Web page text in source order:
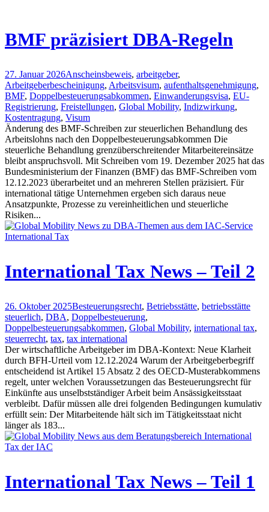
BMF präzisiert DBA-Regeln
27. Januar 2026Anscheinsbeweis, arbeitgeber,
Arbeitgeberbescheinigung, Arbeitsvisum, aufenthaltsgenehmigung,
BMF, Doppelbesteuerungsabkommen, Einwanderungsvisa, EU-
Registrierung, Freistellungen, Global Mobility, Indizwirkung,
Kostentragung, Visum
Änderung des BMF‑Schreiben zur steuerlichen Behandlung des
Arbeitslohns nach den Doppelbesteuerungsabkommen Die
steuerliche Behandlung grenzüberschreitender Mitarbeitereinsätze
bleibt anspruchsvoll. Mit Schreiben vom 19. Dezember 2025 hat das
Bundesministerium der Finanzen (BMF) das BMF‑Schreiben vom
12.12.2023 überarbeitet und an mehreren Stellen präzisiert. Für
international tätige Unternehmen ergeben sich daraus neue
Ansatzpunkte, Prozesse zu vereinheitlichen und steuerliche
Risiken...
International Tax News – Teil 2
26. Oktober 2025Besteuerungsrecht, Betriebsstätte, betriebsstätte
steuerlich, DBA, Doppelbesteuerung,
Doppelbesteuerungsabkommen, Global Mobility, international tax,
steuerrecht, tax, tax international
Der wirtschaftliche Arbeitgeber im DBA-Kontext: Neue Klarheit
durch BFH-Urteil vom 12.12.2024 Warum der Arbeitgeberbegriff
entscheidend ist Artikel 15 Absatz 2 des OECD-Musterabkommens
regelt, unter welchen Voraussetzungen das Besteuerungsrecht für
Einkünfte aus unselbstständiger Arbeit beim Ansässigkeitsstaat
verbleibt. Dafür müssen alle drei folgenden Bedingungen kumulativ
erfüllt sein: Der Mitarbeitende hält sich im Tätigkeitsstaat nicht
länger als 183...
International Tax News – Teil 1